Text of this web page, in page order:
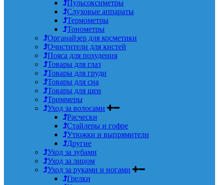
Пульсоксиметры
Слуховые аппараты
Термометры
Тонометры
Органайзер для косметики
Очистители для кистей
Пояса для похудения
Товары для глаз
Товары для груди
Товары для сна
Товары для шеи
Триммеры
Уход за волосами
Расчески
Стайлеры и гофре
Утюжки и выпрямители
Другие
Уход за зубами
Уход за лицом
Уход за руками и ногами
Грелки